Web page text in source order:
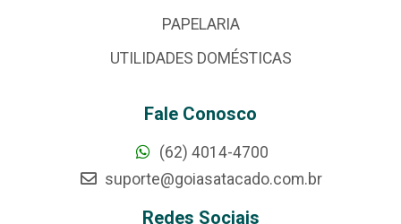
PAPELARIA
UTILIDADES DOMÉSTICAS
Fale Conosco
(62) 4014-4700
suporte@goiasatacado.com.br
Redes Sociais